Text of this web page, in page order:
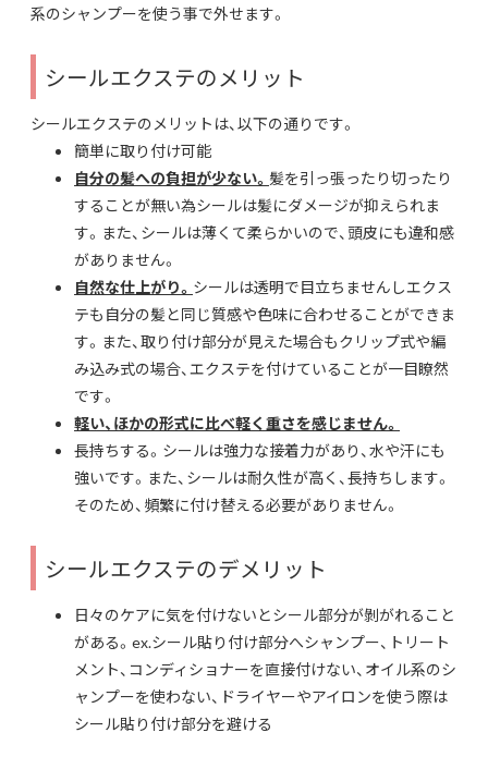
系のシャンプーを使う事で外せます。
シールエクステのメリット
シールエクステのメリットは、以下の通りです。
簡単に取り付け可能
自分の髪への負担が少ない。 髪を引っ張ったり切ったり
することが無い為シールは髪にダメージが抑えられま
す。また、シールは薄くて柔らかいので、頭皮にも違和感
がありません。
自然な仕上がり。 シールは透明で目立ちませんしエクス
テも自分の髪と同じ質感や色味に合わせることができま
す。また、取り付け部分が見えた場合もクリップ式や編
み込み式の場合、エクステを付けていることが一目瞭然
です。
軽い、ほかの形式に比べ軽く重さを感じません。
長持ちする。シールは強力な接着力があり、水や汗にも
強いです。また、シールは耐久性が高く、長持ちします。
そのため、頻繁に付け替える必要がありません。
シールエクステのデメリット
日々のケアに気を付けないとシール部分が剝がれること
がある。ex.シール貼り付け部分へシャンプー、トリート
メント、コンディショナーを直接付けない、オイル系のシ
ャンプーを使わない、ドライヤーやアイロンを使う際は
シール貼り付け部分を避ける